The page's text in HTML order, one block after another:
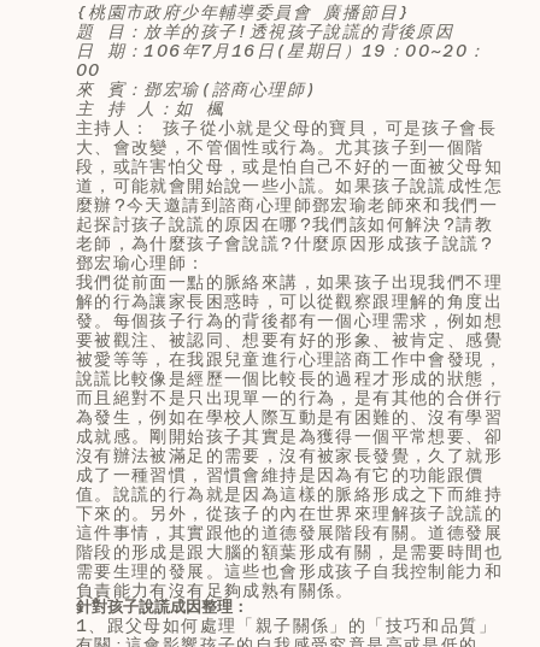
{桃園市政府少年輔導委員會 廣播節目}
題 目：放羊的孩子!透視孩子說謊的背後原因
日 期：106年7月16日(星期日）19：00~20：
00
來 賓：鄧宏瑜(諮商心理師)
主 持 人：如 楓
主持人： 孩子從小就是父母的寶貝，可是孩子會長
大、會改變，不管個性或行為。尤其孩子到一個階
段，或許害怕父母，或是怕自己不好的一面被父母知
道，可能就會開始說一些小謊。如果孩子說謊成性怎
麼辦?今天邀請到諮商心理師鄧宏瑜老師來和我們一
起探討孩子說謊的原因在哪?我們該如何解決?請教
老師，為什麼孩子會說謊?什麼原因形成孩子說謊?
鄧宏瑜心理師：
我們從前面一點的脈絡來講，如果孩子出現我們不理
解的行為讓家長困惑時，可以從觀察跟理解的角度出
發。每個孩子行為的背後都有一個心理需求，例如想
要被觀注、被認同、想要有好的形象、被肯定、感覺
被愛等等，在我跟兒童進行心理諮商工作中會發現，
說謊比較像是經歷一個比較長的過程才形成的狀態，
而且絕對不是只出現單一的行為，是有其他的合併行
為發生，例如在學校人際互動是有困難的、沒有學習
成就感。剛開始孩子其實是為獲得一個平常想要、卻
沒有辦法被滿足的需要，沒有被家長發覺，久了就形
成了一種習慣，習慣會維持是因為有它的功能跟價
值。說謊的行為就是因為這樣的脈絡形成之下而維持
下來的。另外，從孩子的內在世界來理解孩子說謊的
這件事情，其實跟他的道德發展階段有關。道德發展
階段的形成是跟大腦的額葉形成有關，是需要時間也
需要生理的發展。這些也會形成孩子自我控制能力和
負責能力有沒有足夠成熟有關係。
針對孩子說謊成因整理：
1、跟父母如何處理「親子關係」的「技巧和品質」